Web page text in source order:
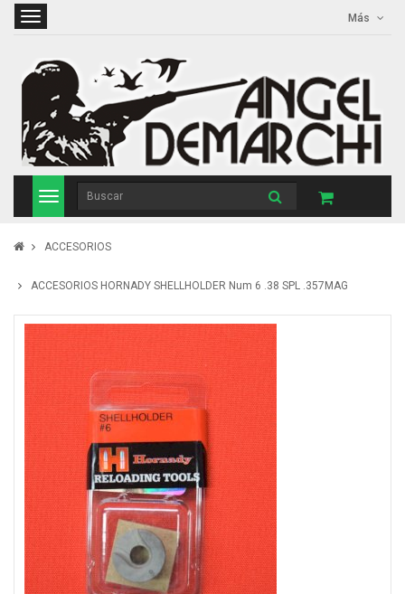
Más
ACCESORIOS
ACCESORIOS HORNADY SHELLHOLDER Num 6 .38 SPL .357MAG